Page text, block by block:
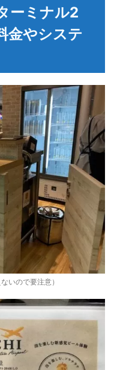
ーミナル2
金やシステ
いので要注意）